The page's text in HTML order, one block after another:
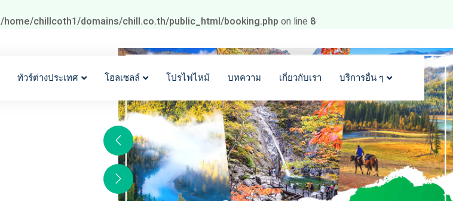
/home/chillcoth1/domains/chill.co.th/public_html/booking.php on line 8
ทัวร์ต่างประเทศ โฮลเซลล์ โปรไฟไหม้ บทความ เกี่ยวกับเรา บริการอื่น ๆ